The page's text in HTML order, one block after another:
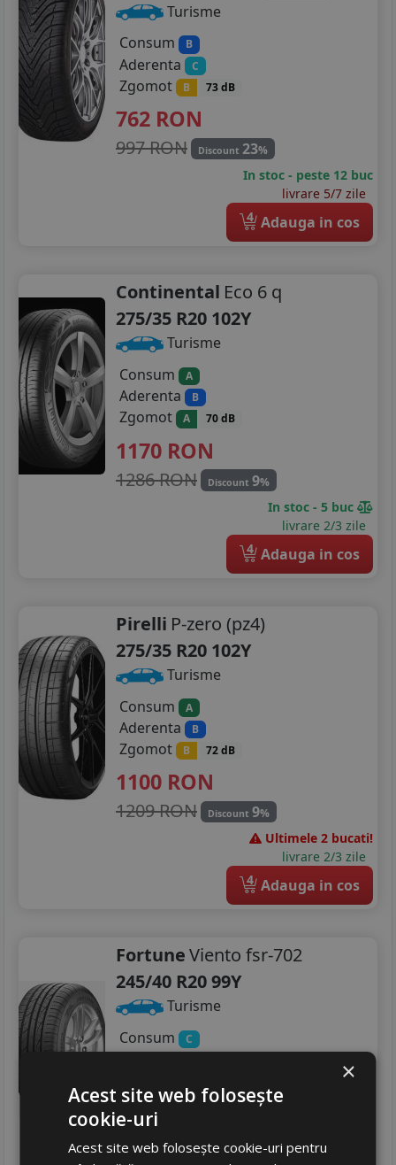
Turisme
Consum
B
Aderenta C
Zgomot B 73 dB
762 RON
997 RON Discount 23%
In stoc - peste 12 buc
livrare 5/7 zile
4 Adauga in cos
Continental Eco 6 q
275/35 R20 102Y
Turisme
Consum
A
Aderenta B
Zgomot A 70 dB
1170 RON
1286 RON Discount 9%
In stoc - 5 buc
livrare 2/3 zile
4 Adauga in cos
Pirelli P-zero (pz4)
275/35 R20 102Y
Turisme
Consum
A
Aderenta B
Zgomot B 72 dB
1100 RON
1209 RON Discount 9%
Ultimele 2 bucati!
livrare 2/3 zile
4 Adauga in cos
FortuneViento fsr-702
245/40 R20 99Y
Turisme
Consum
C
436RON
531 RON Discount17%
×
Acest site web folosește
cookie-uri
Acest site web folosește cookie-uri pentru